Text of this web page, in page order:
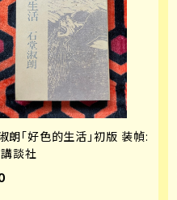
朗「好色的生活」初版 装幀:
談社